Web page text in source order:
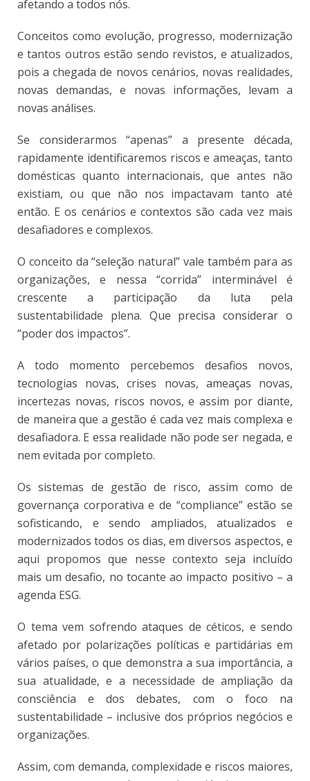
afetando a todos nós.
Conceitos como evolução, progresso, modernização
e tantos outros estão sendo revistos, e atualizados,
pois a chegada de novos cenários, novas realidades,
novas demandas, e novas informações, levam a
novas análises.
Se considerarmos “apenas” a presente década,
rapidamente identificaremos riscos e ameaças, tanto
domésticas quanto internacionais, que antes não
existiam, ou que não nos impactavam tanto até
então. E os cenários e contextos são cada vez mais
desafiadores e complexos.
O conceito da “seleção natural” vale também para as
organizações, e nessa “corrida” interminável é
crescente a participação da luta pela
sustentabilidade plena. Que precisa considerar o
“poder dos impactos”.
A todo momento percebemos desafios novos,
tecnologias novas, crises novas, ameaças novas,
incertezas novas, riscos novos, e assim por diante,
de maneira que a gestão é cada vez mais complexa e
desafiadora. E essa realidade não pode ser negada, e
nem evitada por completo.
Os sistemas de gestão de risco, assim como de
governança corporativa e de “compliance” estão se
sofisticando, e sendo ampliados, atualizados e
modernizados todos os dias, em diversos aspectos, e
aqui propomos que nesse contexto seja incluído
mais um desafio, no tocante ao impacto positivo – a
agenda ESG.
O tema vem sofrendo ataques de céticos, e sendo
afetado por polarizações políticas e partidárias em
vários países, o que demonstra a sua importância, a
sua atualidade, e a necessidade de ampliação da
consciência e dos debates, com o foco na
sustentabilidade – inclusive dos próprios negócios e
organizações.
Assim, com demanda, complexidade e riscos maiores,